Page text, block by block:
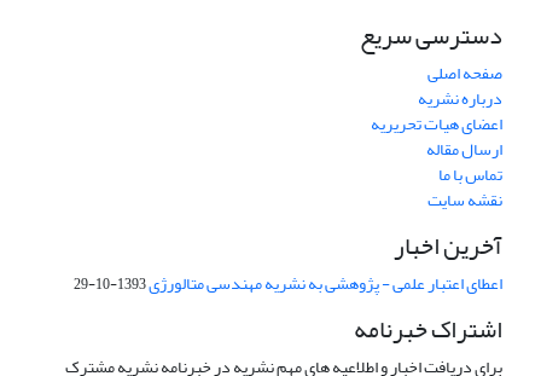
دسترسی سریع
صفحه اصلی
درباره نشریه
اعضای هیات تحریریه
ارسال مقاله
تماس با ما
نقشه سایت
آخرین اخبار
اعطای اعتبار علمی - پژوهشی به نشریه مهندسی متالورژی1393-10-29
اشتراک خبرنامه
برای دریافت اخبار و اطلاعیه های مهم نشریه در خبرنامه نشریه مشترک